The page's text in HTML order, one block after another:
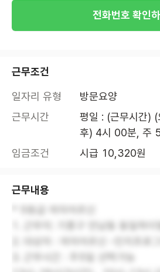
전화번호 확인하
근무조건
일자리 유형
방문요양
근무시간
평일 : (근무시간)
후) 4시 00분, 주
임금조건
시급 10,320원
근무내용